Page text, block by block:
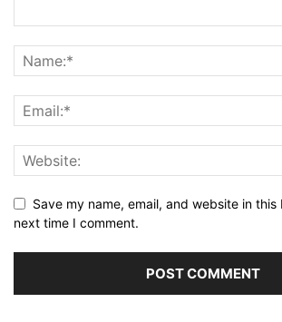
Save my name, email, and website in
next time I comment.